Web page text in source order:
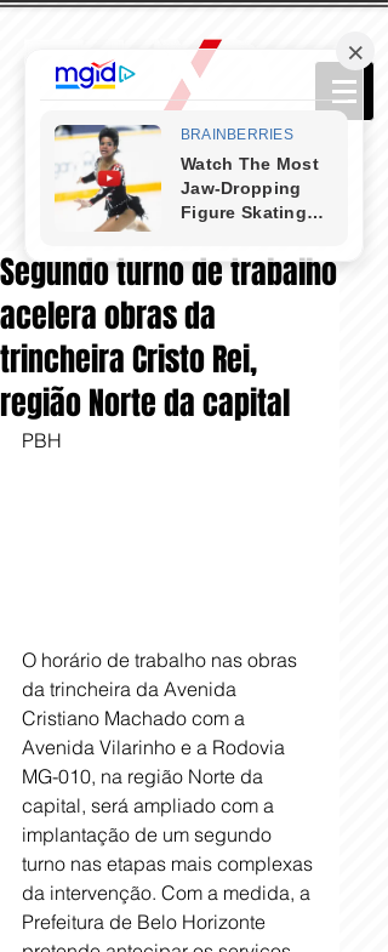
Segundo turno de trabalho
acelera obras da
trincheira Cristo Rei,
região Norte da capital
PBH
O horário de trabalho nas obras
da trincheira da Avenida
Cristiano Machado com a
Avenida Vilarinho e a Rodovia
MG-010, na região Norte da
capital, será ampliado com a
implantação de um segundo
turno nas etapas mais complexas
da intervenção. Com a medida, a
Prefeitura de Belo Horizonte